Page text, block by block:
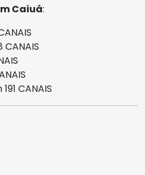
Caiuá:
CANAIS
CANAIS